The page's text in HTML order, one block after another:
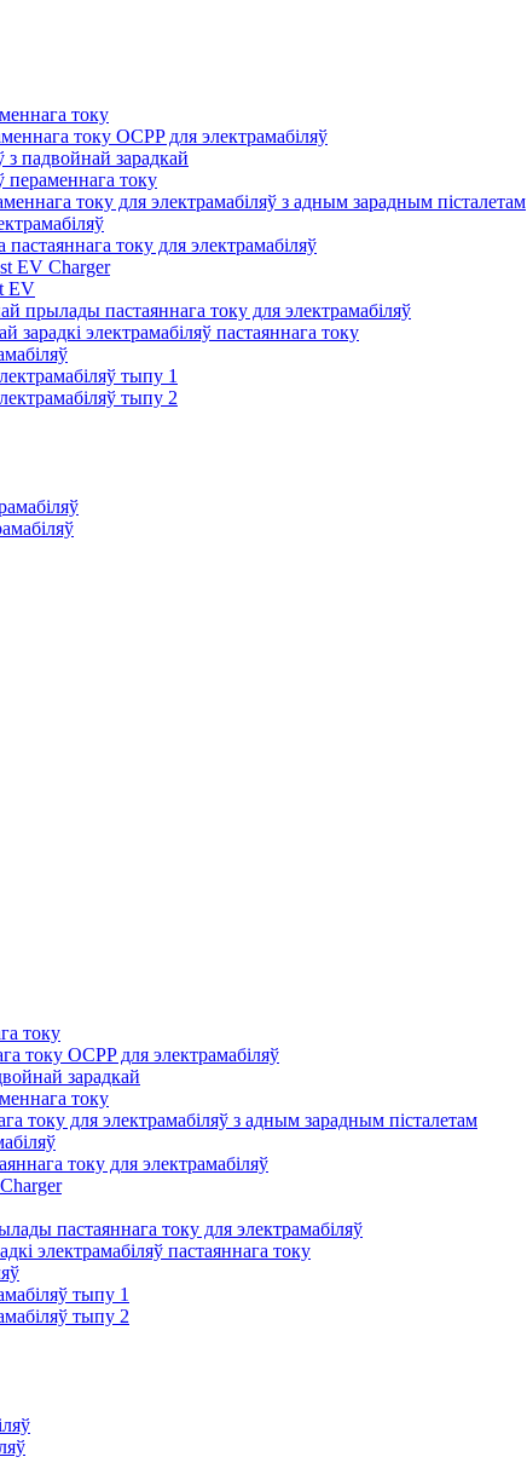
току
току OCPP для электрамабіляў
з падвойнай зарадкай
пераменнага току
току для электрамабіляў з адным зарадным пісталетам
току для электрамабіляў
EV Charger
EV
прылады пастаяннага току для электрамабіляў
зарадкі электрамабіляў пастаяннага току
тыпу 1
тыпу 2
току
току OCPP для электрамабіляў
зарадкай
току
току для электрамабіляў з адным зарадным пісталетам
току для электрамабіляў
пастаяннага току для электрамабіляў
электрамабіляў пастаяннага току
тыпу 1
тыпу 2